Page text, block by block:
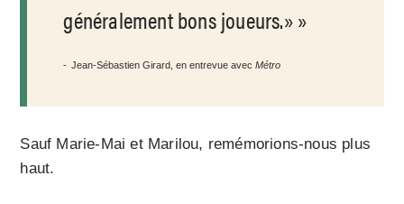
généralement bons joueurs.»
Jean-Sébastien Girard, en entrevue avecMétro
Sauf Marie-Mai et Marilou, remémorions-nous plus
haut.